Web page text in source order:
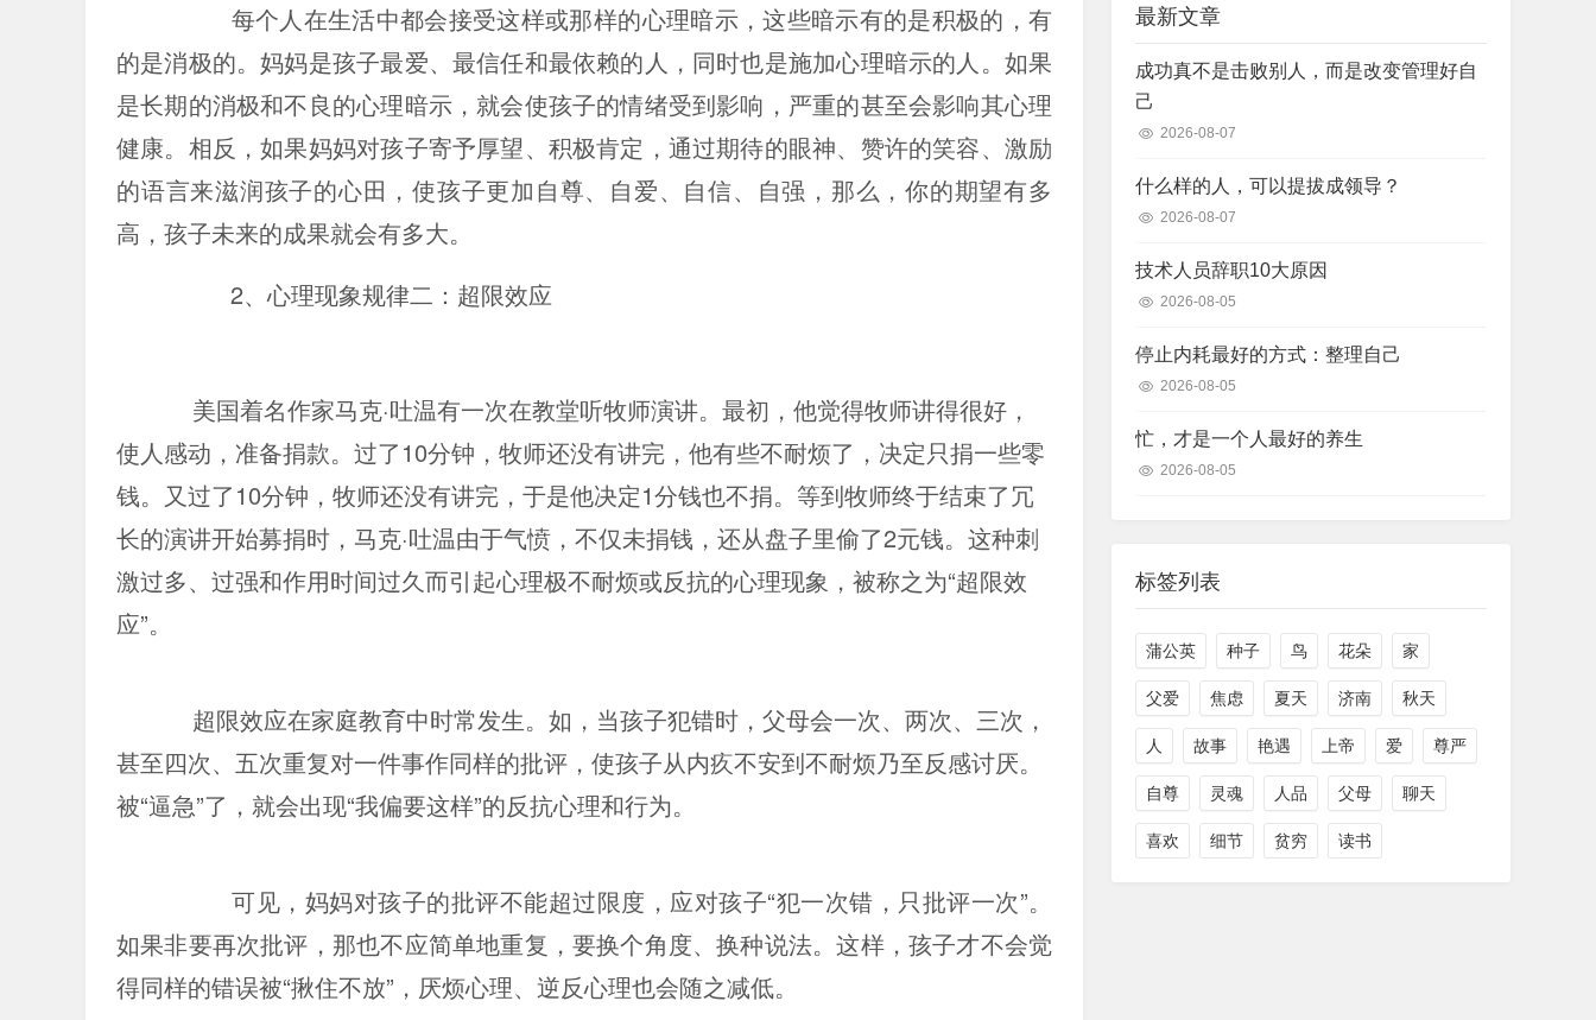
每个人在生活中都会接受这样或那样的心理暗示，这些暗示有的是积极的，有
的是消极的。妈妈是孩子最爱、最信任和最依赖的人，同时也是施加心理暗示的人。如果
是长期的消极和不良的心理暗示，就会使孩子的情绪受到影响，严重的甚至会影响其心理
健康。相反，如果妈妈对孩子寄予厚望、积极肯定，通过期待的眼神、赞许的笑容、激励
的语言来滋润孩子的心田，使孩子更加自尊、自爱、自信、自强，那么，你的期望有多
高，孩子未来的成果就会有多大。
2、心理现象规律二：超限效应
美国着名作家马克·吐温有一次在教堂听牧师演讲。最初，他觉得牧师讲得很好，
使人感动，准备捐款。过了10分钟，牧师还没有讲完，他有些不耐烦了，决定只捐一些零
钱。又过了10分钟，牧师还没有讲完，于是他决定1分钱也不捐。等到牧师终于结束了冗
长的演讲开始募捐时，马克·吐温由于气愤，不仅未捐钱，还从盘子里偷了2元钱。这种刺
激过多、过强和作用时间过久而引起心理极不耐烦或反抗的心理现象，被称之为“超限效
应”。
超限效应在家庭教育中时常发生。如，当孩子犯错时，父母会一次、两次、三次，
甚至四次、五次重复对一件事作同样的批评，使孩子从内疚不安到不耐烦乃至反感讨厌。
被“逼急”了，就会出现“我偏要这样”的反抗心理和行为。
可见，妈妈对孩子的批评不能超过限度，应对孩子“犯一次错，只批评一次”。
如果非要再次批评，那也不应简单地重复，要换个角度、换种说法。这样，孩子才不会觉
得同样的错误被“揪住不放”，厌烦心理、逆反心理也会随之减低。
最新文章
成功真不是击败别人，而是改变管理好自
己
2026-08-07
什么样的人，可以提拔成领导？
2026-08-07
技术人员辞职10大原因
2026-08-05
停止内耗最好的方式：整理自己
2026-08-05
忙，才是一个人最好的养生
2026-08-05
标签列表
蒲公英 种子 鸟 花朵 家
父爱 焦虑 夏天 济南 秋天
人 故事 艳遇 上帝 爱 尊严
自尊 灵魂 人品 父母 聊天
喜欢 细节 贫穷 读书